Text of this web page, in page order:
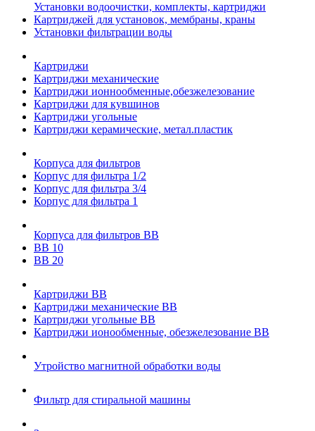
Установки водоочистки, комплекты, картриджи
Картриджей для установок, мембраны, краны
Установки фильтрации воды
Картриджи
Картриджи механические
Картриджи ионнообменные,обезжелезование
Картриджи для кувшинов
Картриджи угольные
Картриджи керамические, метал.пластик
Корпуса для фильтров
Корпус для фильтра 1/2
Корпус для фильтра 3/4
Корпус для фильтра 1
Корпуса для фильтров ВВ
ВВ 10
ВВ 20
Картриджи ВВ
Картриджи механические ВВ
Картриджи угольные ВВ
Картриджи ионообменные, обезжелезование ВВ
Утройство магнитной обработки воды
Фильтр для стиральной машины